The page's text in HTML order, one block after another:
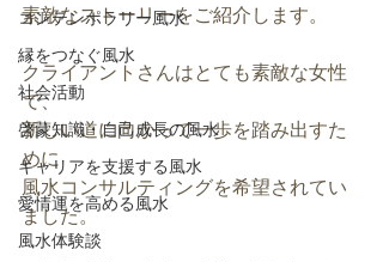
コンテンポラリー風水
縁をつなぐ風水
社会活動
啓蒙知識・自己成長の風水
キャリアを支援する風水
愛情運を高める風水
風水体験談
素敵なストーリーをご紹介します。
クライアントさんはとても素敵な女性
で、
新しい道に向かって一歩を踏み出すた
めに
風水コンサルティングを希望されてい
ました。